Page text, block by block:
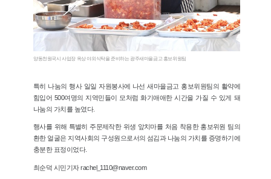
양동천원국시 사업장 옥상 야외식탁을 준비하는 광주새마을금고 홍보위원팀
특히 나눔의 행사 일일 자원봉사에 나선 새마을금고 홍보위원팀의 활약에
힘입어 500여명의 지역민들이 모처럼 화기애애한 시간을 가질 수 있게 돼
나눔의 가치를 높였다.
행사를 위해 특별히 주문제작한 위생 앞치마를 처음 착용한 홍보위원 팀의
환한 얼굴은 지역사회의 구성원으로서의 섬김과 나눔의 가치를 증명하기에
충분한 표정이었다.
최순덕 시민기자 rachel_1110@naver.com